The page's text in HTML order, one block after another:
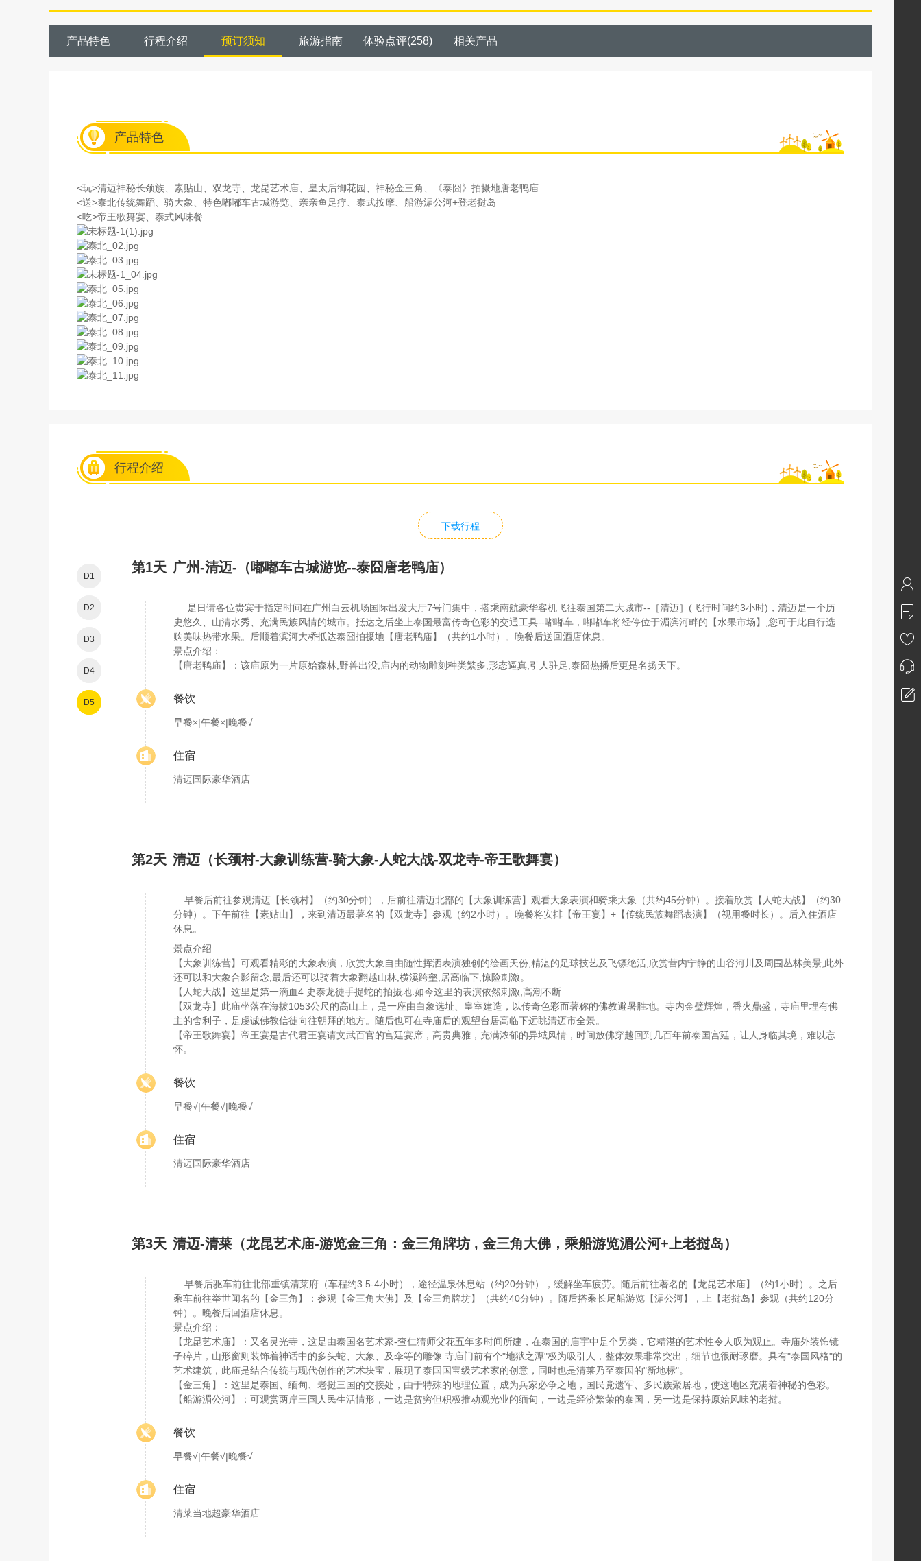
产品特色 行程介绍 预订须知 旅游指南 体验点评(258) 相关产品
产品特色
<玩>清迈神秘长颈族、素贴山、双龙寺、龙昆艺术庙、皇太后御花园、神秘金三角、《泰囧》拍摄地唐老鸭庙
<送>泰北传统舞蹈、骑大象、特色嘟嘟车古城游览、亲亲鱼足疗、泰式按摩、船游湄公河+登老挝岛
<吃>帝王歌舞宴、泰式风味餐
行程介绍
下载行程
D1
D2
D3
D4
D5
第1天 广州-清迈-（嘟嘟车古城游览--泰囧唐老鸭庙）
是日请各位贵宾于指定时间在广州白云机场国际出发大厅7号门集中，搭乘南航豪华客机飞往泰国第二大城市--［清迈］(飞行时间约3小时)，清迈是一个历
史悠久、山清水秀、充满民族风情的城市。抵达之后坐上泰国最富传奇色彩的交通工具--嘟嘟车，嘟嘟车将经停位于湄滨河畔的【水果市场】,您可于此自行选
购美味热带水果。后顺着滨河大桥抵达泰囧拍摄地【唐老鸭庙】（共约1小时）。晚餐后送回酒店休息。
景点介绍：
【唐老鸭庙】：该庙原为一片原始森林,野兽出没,庙内的动物雕刻种类繁多,形态逼真,引人驻足,泰囧热播后更是名扬天下。
餐饮
早餐×|午餐×|晚餐√
住宿
清迈国际豪华酒店
第2天 清迈（长颈村-大象训练营-骑大象-人蛇大战-双龙寺-帝王歌舞宴）
早餐后前往参观清迈【长颈村】（约30分钟），后前往清迈北部的【大象训练营】观看大象表演和骑乘大象（共约45分钟）。接着欣赏【人蛇大战】（约30
分钟）。下午前往【素贴山】，来到清迈最著名的【双龙寺】参观（约2小时）。晚餐将安排【帝王宴】+【传统民族舞蹈表演】（视用餐时长）。后入住酒店
休息。
景点介绍
【大象训练营】可观看精彩的大象表演，欣赏大象自由随性挥洒表演独创的绘画天份,精湛的足球技艺及飞镖绝活,欣赏营内宁静的山谷河川及周围丛林美景,此外
还可以和大象合影留念,最后还可以骑着大象翻越山林,横溪跨壑,居高临下,惊险刺激。
【人蛇大战】这里是第一滴血4 史泰龙徒手捉蛇的拍摄地.如今这里的表演依然刺激,高潮不断
【双龙寺】此庙坐落在海拔1053公尺的高山上，是一座由白象选址、皇室建造，以传奇色彩而著称的佛教避暑胜地。寺内金璧辉煌，香火鼎盛，寺庙里埋有佛
主的舍利子，是虔诚佛教信徒向往朝拜的地方。随后也可在寺庙后的观望台居高临下远眺清迈市全景。
【帝王歌舞宴】帝王宴是古代君王宴请文武百官的宫廷宴席，高贵典雅，充满浓郁的异域风情，时间放佛穿越回到几百年前泰国宫廷，让人身临其境，难以忘
怀。
餐饮
早餐√|午餐√|晚餐√
住宿
清迈国际豪华酒店
第3天 清迈-清莱（龙昆艺术庙-游览金三角：金三角牌坊 , 金三角大佛，乘船游览湄公河+上老挝岛）
早餐后驱车前往北部重镇清莱府（车程约3.5-4小时），途径温泉休息站（约20分钟），缓解坐车疲劳。随后前往著名的【龙昆艺术庙】（约1小时）。之后
乘车前往举世闻名的【金三角】：参观【金三角大佛】及【金三角牌坊】（共约40分钟）。随后搭乘长尾船游览【湄公河】，上【老挝岛】参观（共约120分
钟）。晚餐后回酒店休息。
景点介绍：
【龙昆艺术庙】：又名灵光寺，这是由泰国名艺术家-查仁猜师父花五年多时间所建，在泰国的庙宇中是个另类，它精湛的艺术性令人叹为观止。寺庙外装饰镜
子碎片，山形窗则装饰着神话中的多头蛇、大象、及伞等的雕像.寺庙门前有个"地狱之潭"极为吸引人，整体效果非常突出，细节也很耐琢磨。具有"泰国风格"的
艺术建筑，此庙是结合传统与现代创作的艺术块宝，展现了泰国国宝级艺术家的创意，同时也是清莱乃至泰国的"新地标"。
【金三角】：这里是泰国、缅甸、老挝三国的交接处，由于特殊的地理位置，成为兵家必争之地，国民党遗军、多民族聚居地，使这地区充满着神秘的色彩。
【船游湄公河】：可观赏两岸三国人民生活情形，一边是贫穷但积极推动观光业的缅甸，一边是经济繁荣的泰国，另一边是保持原始风味的老挝。
餐饮
早餐√|午餐√|晚餐√
住宿
清莱当地超豪华酒店